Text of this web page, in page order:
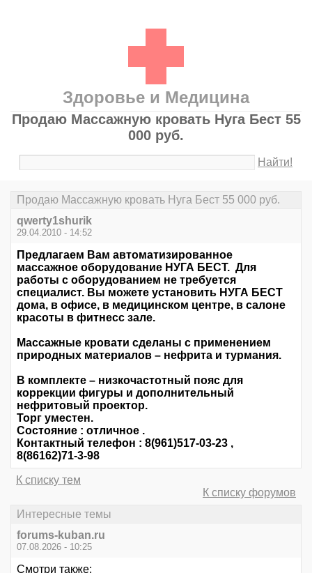
Здоровье и Медицина
Продаю Массажную кровать Нуга Бест 55
000 руб.
Найти!
Продаю Массажную кровать Нуга Бест 55 000 руб.
qwerty1shurik
29.04.2010 - 14:52
Предлагаем Вам автоматизированное
массажное оборудование НУГА БЕСТ. Для
работы с оборудованием не требуется
специалист. Вы можете установить НУГА БЕСТ
дома, в офисе, в медицинском центре, в салоне
красоты в фитнесс зале.
Массажные кровати сделаны с применением
природных материалов – нефрита и турмания.
В комплекте – низкочастотный пояс для
коррекции фигуры и дополнительный
нефритовый проектор.
Торг уместен.
Состояние : отличное .
Контактный телефон : 8(961)517-03-23 ,
8(86162)71-3-98
К списку тем
К списку форумов
Интересные темы
forums-kuban.ru
07.08.2026 - 10:25
Смотри также: